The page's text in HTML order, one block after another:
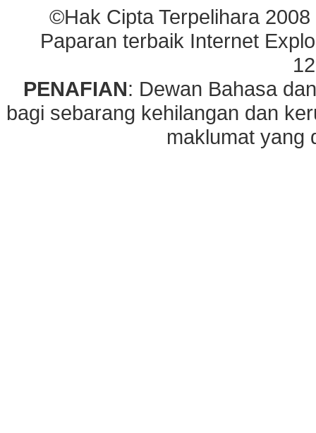
©Hak Cipta Terpelihara
Paparan terbaik Internet
PENAFIAN: Dewan Bahasa
bagi sebarang kehilangan dan
maklumat yang